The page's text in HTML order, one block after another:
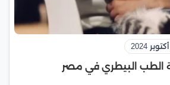
الطب البيطري في مصر